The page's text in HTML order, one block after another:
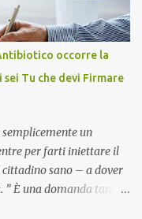
occorre la
Tu che devi Firmare
un
per farti iniettare il
sano – a dover
È una domanda tanto